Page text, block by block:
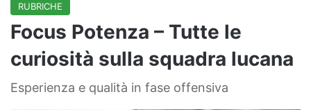
RUBRICHE
Focus Potenza – Tutte le
curiosità sulla squadra lucana
Esperienza e qualità in fase offensiva